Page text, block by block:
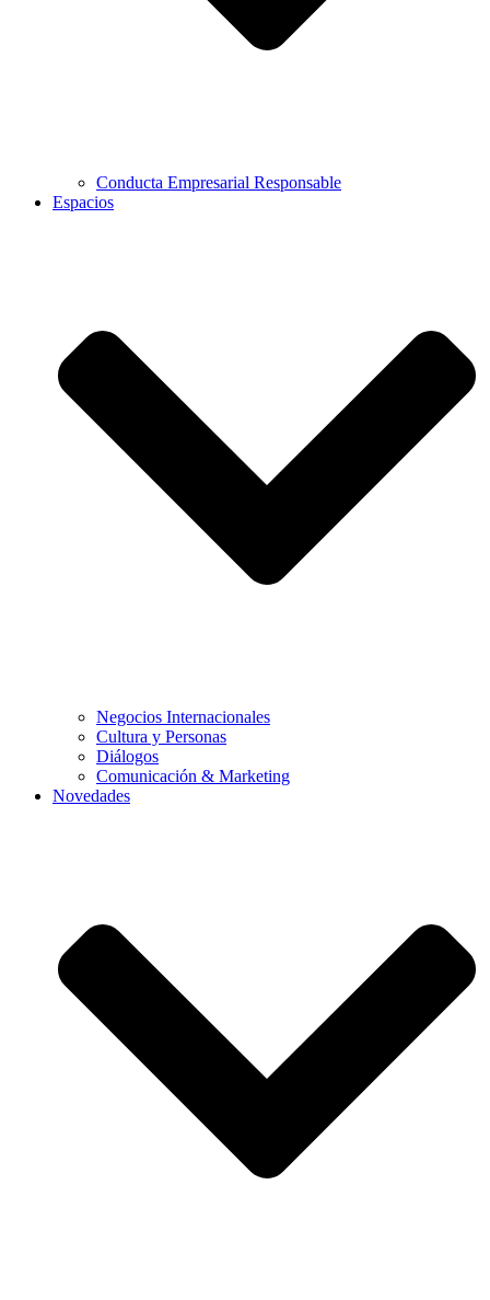
Conducta Empresarial Responsable
Espacios
Negocios Internacionales
Cultura y Personas
Diálogos
Comunicación & Marketing
Novedades